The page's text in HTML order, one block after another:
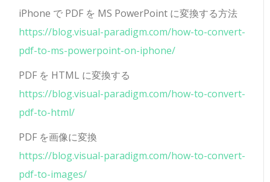
iPhone で PDF を MS PowerPoint に変換する方法
https://blog.visual-paradigm.com/how-to-convert-
pdf-to-ms-powerpoint-on-iphone/
PDF を HTML に変換する
https://blog.visual-paradigm.com/how-to-convert-
pdf-to-html/
PDF を画像に変換
https://blog.visual-paradigm.com/how-to-convert-
pdf-to-images/